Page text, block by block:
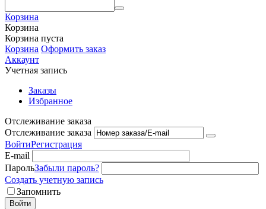
Корзина
Корзина
Корзина пуста
Корзина Оформить заказ
Аккаунт
Учетная запись
Заказы
Избранное
Отслеживание заказа
Отслеживание заказа
ВойтиРегистрация
E-mail
ПарольЗабыли пароль?
Создать учетную запись
Запомнить
Войти